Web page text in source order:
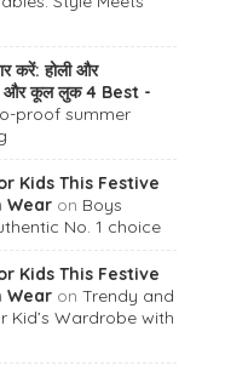
करें: होली और
और कूल लुक 4 Best -
proof summer
Kids This Festive
Wear on Boys
No. 1 choice
Kids This Festive
Wear on Trendy and
Kid’s Wardrobe with